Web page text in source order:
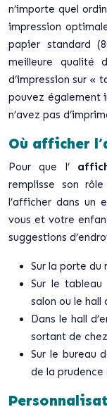
n’importe quel
impression
papier standard
meilleure qualité
d’impression sur «
pouvez également
n’avez pas
Où afficher
Pour que l’
remplisse son
l’afficher dans un
vous et votre
suggestions
Sur la porte du
Sur le tableau
salon ou le hall
Dans le hall
sortant de
Sur le bureau
de la prudence